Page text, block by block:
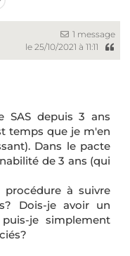
1 message
le 25/10/2021 à 11:11
SAS depuis 3 ans
temps que je m'en
Dans le pacte
de 3 ans (qui
procédure à suivre
Dois-je avoir un
je simplement